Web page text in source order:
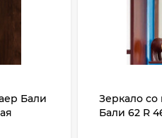
Бали
Зеркало
Бали 62 R